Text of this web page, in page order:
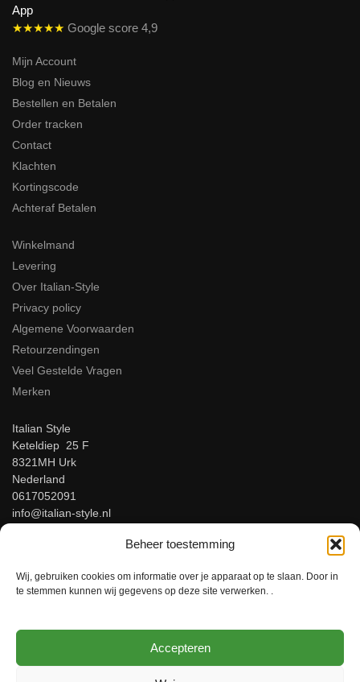
Beheer toestemming
Wij, gebruiken cookies om informatie over je apparaat op te slaan. Door in
te stemmen kunnen wij gegevens op deze site verwerken. .
Accepteren
★★★★★ Google score 4,9
Mijn Account
Blog en Nieuws
Bestellen en Betalen
Order tracken
Contact
Klachten
Kortingscode
Achteraf Betalen
Winkelmand
Levering
Over Italian-Style
Privacy policy
Algemene Voorwaarden
Retourzendingen
Veel Gestelde Vragen
Merken
Italian Style
Keteldiep 25 F
8321MH Urk
Nederland
0617052091
info@italian-style.nl
BTW: NL866816483B01
Beoordeel ons op Google!